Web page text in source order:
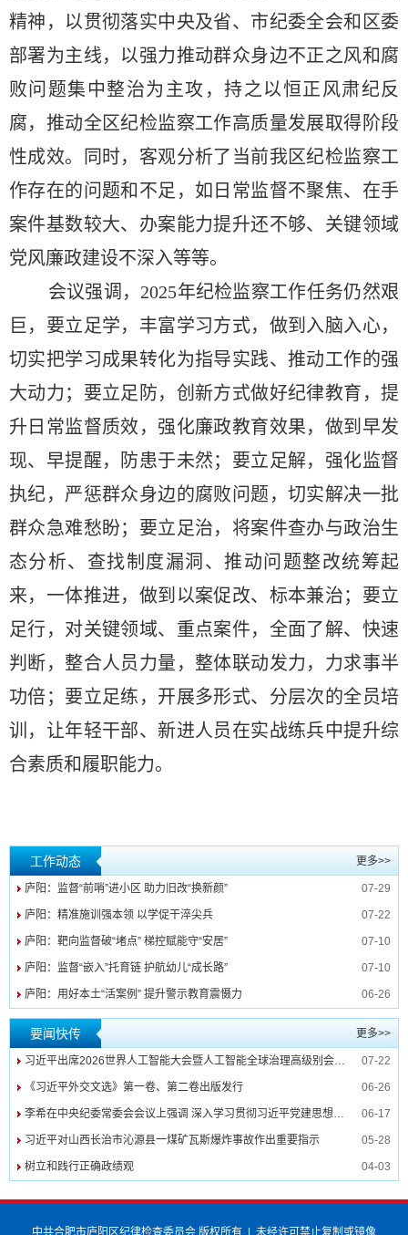
精神， 以贯彻落实中央及省、市纪委全会和区委
部署为主线， 以强力推动群众身边不正之风和腐
败问题集中整治为主攻，持之以恒正风肃纪反
腐，推动全区纪检监察工作高质量发展取得 阶段
性成效。
同时，客观分析了当前我区纪检监察工
作存在的问题和不足，如日常监督不聚焦、在手
案件基数较大、办案能力提升还不够、关键领域
党风廉政建设不深入等等。
会议强调， 2025年纪检监察工作任务仍然艰
巨，要立足学，丰富学习方式，做到入脑入心，
切实把学习成果转化为指导实践、推动工作的强
大动力；要立足防，创新方式做好纪律教育，提
升日常监督质效，强化廉政教育效果，做到早发
现、早提醒，防患于未然；要立足解，强化监督
执纪，严惩群众身边的腐败问题，切实解决一批
群众急难愁盼；要立足治，将案件查办与政治生
态分析、查找制度漏洞、推动问题整改统筹起
来，一体推进，做到以案促改、标本兼治；要立
足行，对关键领域、重点案件，全面了解、快速
判断，整合人员力量，整体联动发力，力求事半
功倍；要立足练，开展多形式、分层次的全员培
训，让年轻干部、新进人员在实战练兵中提升综
合素质和履职能力。
工作动态 更多>>
庐阳：监督“前哨”进小区 助力旧改“换新颜” 07-29
庐阳：精准施训强本领 以学促干淬尖兵 07-22
庐阳：靶向监督破“堵点” 梯控赋能守“安居” 07-10
庐阳：监督“嵌入”托育链 护航幼儿“成长路” 07-10
庐阳：用好本土“活案例” 提升警示教育震慑力 06-26
要闻快传 更多>>
习近平出席2026世界人工智能大会暨人工智能全球治理高级别会议开幕式并发表主旨讲话 07-22
《习近平外交文选》第一卷、第二卷出版发行 06-26
李希在中央纪委常委会会议上强调 深入学习贯彻习近平党建思想 纵深推进纪检监察工作高质量发展 06-17
习近平对山西长治市沁源县一煤矿瓦斯爆炸事故作出重要指示 05-28
树立和践行正确政绩观 04-03
中共合肥市庐阳区纪律检查委员会 版权所有 未经许可禁止复制或镜像